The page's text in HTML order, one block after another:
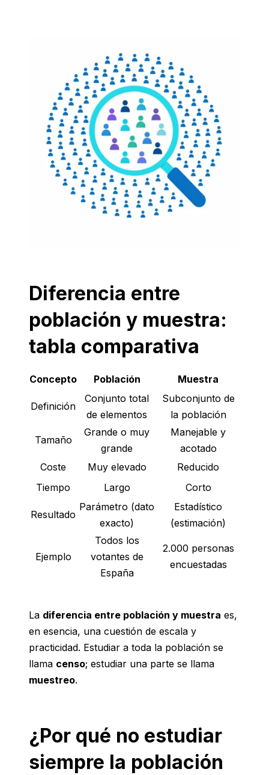
Diferencia entre
población y muestra:
tabla comparativa
Concepto Población Muestra
Definición
Conjunto total
de elementos
Subconjunto de
la población
Tamaño
Grande o muy
grande
Manejable y
acotado
Coste
Muy elevado
Reducido
Tiempo
Largo Corto
Resultado
Parámetro (dato
exacto)
Estadístico
(estimación)
Ejemplo
Todos los
votantes de
España
2.000 personas
encuestadas
La diferencia entre población y muestra es,
en esencia, una cuestión de escala y
practicidad. Estudiar a toda la población se
llama censo; estudiar una parte se llama
muestreo.
¿Por qué no estudiar
siempre la población